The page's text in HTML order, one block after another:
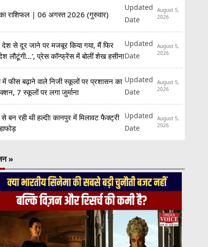
राशिफल | 06 अगस्त 2026 (गुरुवार)
Updated
Date
August 5,
2026
से दूर जाने पर मजबूर किया गया, मैं फिर
लौटूंगी...', प्रेस कॉन्फ्रेंस में बोलीं शेख हसीना
Updated
Date
August 5,
2026
में फीस बढ़ाने वाले निजी स्कूलों पर प्रशासन का
7 स्कूलों पर लगा जुर्माना
Updated
Date
August 5,
2026
बन रही थी हल्दी! कानपुर में मिलावट फैक्ट्री
Updated
Date
August 5,
2026
»